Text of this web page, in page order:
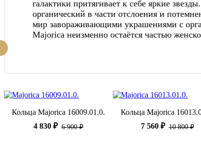
галактики притягивает к себе яркие
органический в части отслоения и
мир завораживающими украшениями c
Majorica неизменно остаётся частью
Кольца Majorica 16009.01.0.
4 830 ₽ 6 900 ₽
Кольца Majorica
7 560 ₽ 10 800 ₽